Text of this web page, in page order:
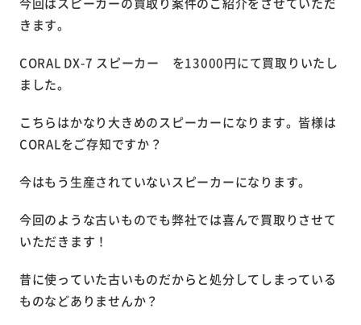
きます。
CORAL DX-7 スピーカー を13000円にて買取りいたし
ました。
こちらはかなり大きめのスピーカーになります。皆様は
CORALをご存知ですか？
今はもう生産されていないスピーカーになります。
今回のような古いものでも弊社では喜んで買取りさせて
いただきます！
昔に使っていた古いものだからと処分してしまっている
ものなどありませんか？